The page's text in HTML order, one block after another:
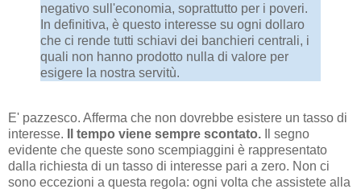
negativo sull'economia, soprattutto per i poveri.
In definitiva, è questo interesse su ogni dollaro
che ci rende tutti schiavi dei banchieri centrali, i
quali non hanno prodotto nulla di valore per
esigere la nostra servitù.
E' pazzesco. Afferma che non dovrebbe esistere un tasso di
interesse.
Il tempo viene sempre scontato. Il segno
evidente che queste sono scempiaggini è rappresentato
dalla richiesta di un tasso di interesse pari a zero. Non ci
sono eccezioni a questa regola: ogni volta che assistete alla